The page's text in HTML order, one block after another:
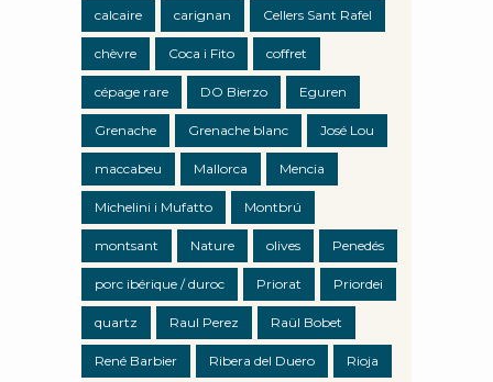
calcaire carignan Cellers Sant Rafel
chèvre Coca i Fito coffret
cépage rare DO Bierzo Eguren
Grenache Grenache blanc José Lou
maccabeu Mallorca Mencia
Michelini i Mufatto Montbrú
montsant Nature olives Penedés
porc ibérique / duroc Priorat Priordei
quartz Raul Perez Raül Bobet
René Barbier Ribera del Duero Rioja